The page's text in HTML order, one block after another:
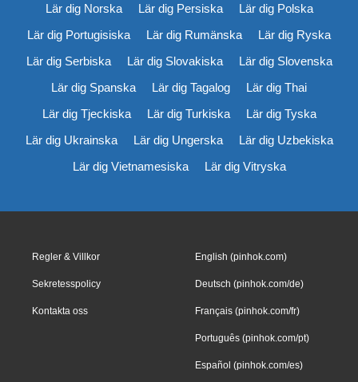
Lär dig Norska
Lär dig Persiska
Lär dig Polska
Lär dig Portugisiska
Lär dig Rumänska
Lär dig Ryska
Lär dig Serbiska
Lär dig Slovakiska
Lär dig Slovenska
Lär dig Spanska
Lär dig Tagalog
Lär dig Thai
Lär dig Tjeckiska
Lär dig Turkiska
Lär dig Tyska
Lär dig Ukrainska
Lär dig Ungerska
Lär dig Uzbekiska
Lär dig Vietnamesiska
Lär dig Vitryska
Regler & Villkor
Sekretesspolicy
Kontakta oss
English (pinhok.com)
Deutsch (pinhok.com/de)
Français (pinhok.com/fr)
Português (pinhok.com/pt)
Español (pinhok.com/es)